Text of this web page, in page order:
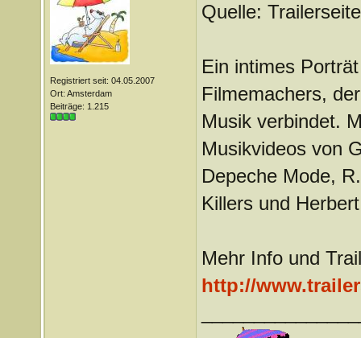
Registriert seit: 04.05.2007
Ort: Amsterdam
Beiträge: 1.215
Quelle:
Ein intimes
Filmemachers,
Musik verbindet.
Musikvideos von
Depeche Mode,
Killers und
Mehr Info und
http://